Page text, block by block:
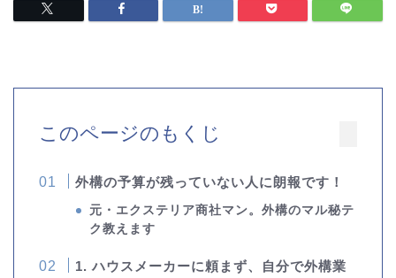
このページのもくじ
外構の予算が残っていない人に朗報です！
元・エクステリア商社マン。外構のマル秘テ
ク教えます
1. ハウスメーカーに頼まず、自分で外構業